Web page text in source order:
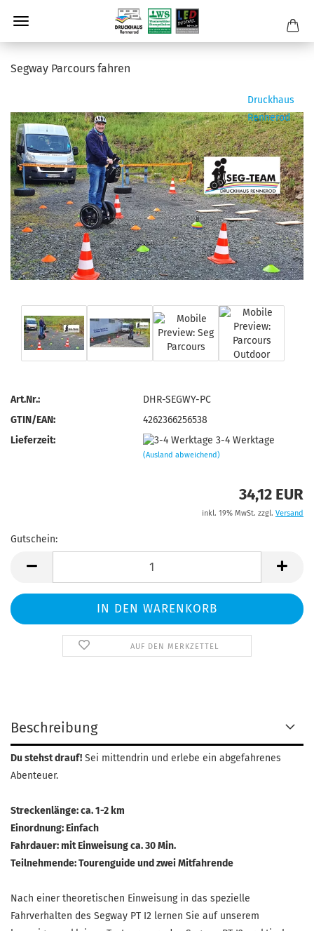
Seg­way Par­cours fah­ren
Druckhaus
Rennerod
Art.Nr.:
DHR-SEGWY-PC
GTIN/EAN:
4262366256538
Lieferzeit:
3-4 Werktage
(Ausland abweichend)
34,12 EUR
inkl. 19% MwSt. zzgl. Versand
Gutschein:
AUF DEN MERKZETTEL
Beschreibung
Du stehst drauf! Sei mittendrin und erlebe ein abgefahrenes
Abenteuer.
Streckenlänge: ca. 1-2 km
Einordnung: Einfach
Fahrdauer: mit Einweisung ca. 30 Min.
Teilnehmende: Tourenguide und zwei Mitfahrende
Nach einer theoretischen Einweisung in das spezielle
Fahrverhalten des Segway PT I2 lernen Sie auf unserem